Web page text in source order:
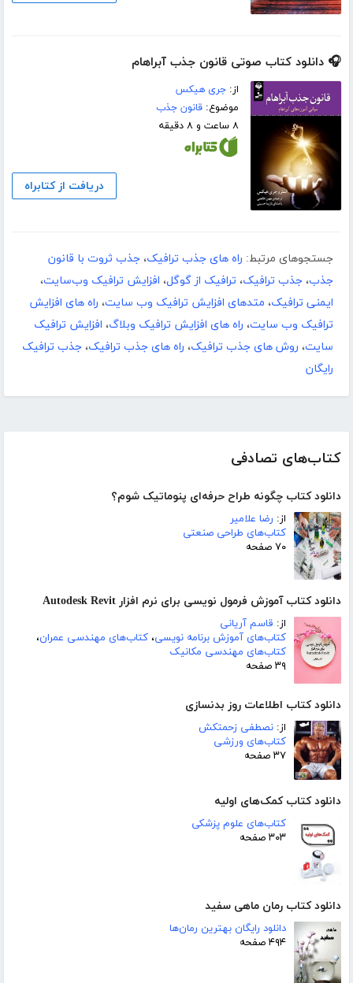
کتاب‌های تصادفی
دانلود کتاب چگونه طراح حرفه‌ای پنوماتیک شوم؟
از: رضا علامیر
کتاب‌های طراحی صنعتی
۷۰ صفحه
دانلود کتاب آموزش فرمول نویسی برای نرم افزار Autodesk Revit
از: قاسم آریانی
کتاب‌های آموزش برنامه نویسی، کتاب‌های مهندسی عمران،
کتاب‌های مهندسی مکانیک
۳۹ صفحه
دانلود کتاب اطلاعات روز بدنسازی
از: نصطفی زحمتکش
کتاب‌های ورزشی
۳۷ صفحه
دانلود کتاب کمک‌های اولیه
کتاب‌های علوم پزشکی
۳۰۳ صفحه
دانلود کتاب رمان ماهی سفید
دانلود رایگان بهترین رمان‌ها
۴۹۴ صفحه
🎧 دانلود کتاب صوتی قانون جذب آبراهام
از:جری هیکس
موضوع:قانون جذب
۸ ساعت و ۸ دقیقه
دریافت از کتابراه
جستجوهای مرتبط: راه های جذب ترافیک، جذب ثروت با قانون
جذب، جذب ترافیک، ترافیک از گوگل، افزایش ترافیک وب‌سایت،
ایمنی ترافیک، متدهای افزایش ترافیک وب سایت، راه های افزایش
ترافیک وب سایت، راه های افزایش ترافیک وبلاگ، افزایش ترافیک
سایت، روش های جذب ترافیک، راه های جذب ترافیک، جذب ترافیک
رایگان